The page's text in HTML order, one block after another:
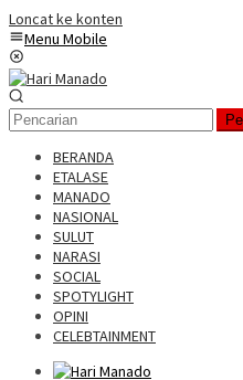
Loncat ke konten
Menu Mobile
BERANDA
ETALASE
MANADO
NASIONAL
SULUT
NARASI
SOCIAL
SPOTYLIGHT
OPINI
CELEBTAINMENT